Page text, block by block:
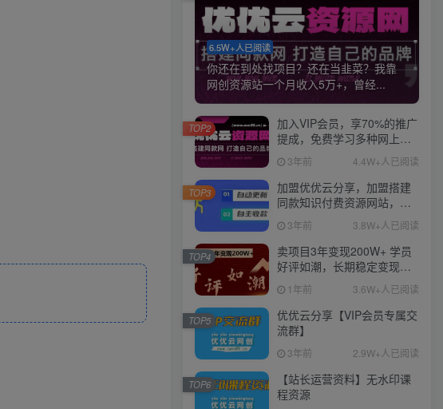
6.5W+人已阅读
你还在到处找项目？还在当韭菜？我靠
网创资源站一个月收入5万+，曾经...
加入VIP会员，享70%的推广
提成，免费学习多种网上创
业课程，菜鸟秒变大神！
3年前 4.4W+人已阅读
TOP2
加盟优优云分享，加盟搭建
同款知识付费资源网站，实
现长期稳定被动收入~
3年前 3.8W+人已阅读
TOP3
卖项目3年变现200W+ 学员
好评如潮，长期稳定变现，
可以一直干到老！
1年前 3.6W+人已阅读
TOP4
优优云分享【VIP会员专属交
流群】
3年前 2.9W+人已阅读
TOP5
【站长运营资料】无水印课
程资源
TOP6